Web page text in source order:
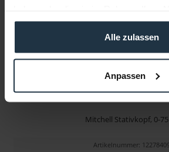
gesammelt haben.
Alle zulassen
Anpassen
Miller Skyline 90 Fluid
Mitchell Stativkopf, 0-
Artikelnummer: